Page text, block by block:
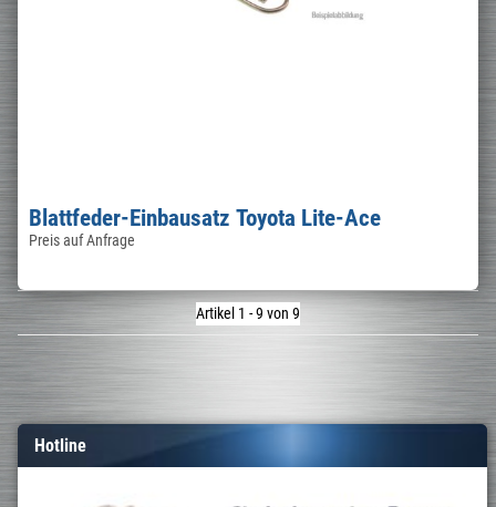
Blattfeder-Einbausatz Toyota Lite-Ace
Preis auf Anfrage
Artikel 1 - 9 von 9
Hotline